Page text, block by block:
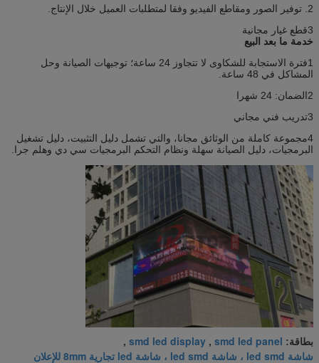
2. توفير الصور ومقاطع الفيديو وفقا لمتطلبات العميل خلال الإنتاج.
3قطع غيار مجانية
خدمة ما بعد البيع
1فترة الاستجابة للشكاوى لا تتجاوز 24 ساعة؛ توجيهات الصيانة وحل
المشاكل في 48 ساعة.
2الضمان: 24 شهرا
3تدريب فني مجاني
4مجموعة كاملة من الوثائق مجانا، والتي تشمل دليل التثبيت، دليل تشغيل
البرمجيات، دليل الصيانة سهلة ونظام التحكم البرمجيات سي دي وهلم جرا.
بطاقة: smd led panel
,
smd led display
,
شاشة led smd ، شاشة led smd ، شاشة led تجارية 8mm للإعلان